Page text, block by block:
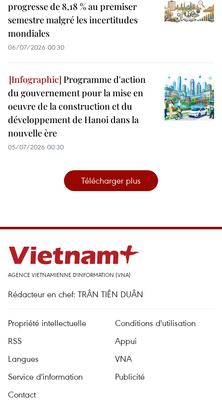
progresse de 8,18 % au premiser
semestre malgré les incertitudes
mondiales
06/07/2026 00:30
Programme d'action
du gouvernement pour la mise en
oeuvre de la construction et du
développement de Hanoi dans la
nouvelle ère
05/07/2026 00:30
Télécharger plus
AGENCE VIETNAMIENNE D'INFORMATION (VNA)
Rédacteur en chef: TRÂN TIÊN DUÂN
Propriété intellectuelle
Conditions d'utilisation
RSS
Appui
Langues
VNA
Service d'information
Publicité
Contact